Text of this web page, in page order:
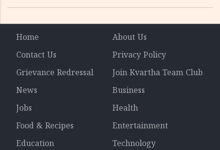
Home
About Us
Contact Us
Privacy Policy
Grievance Redressal
Join Kvartha Team Club
News
Business
Jobs
Health
Food & Recipes
Entertainment
Education
Technology